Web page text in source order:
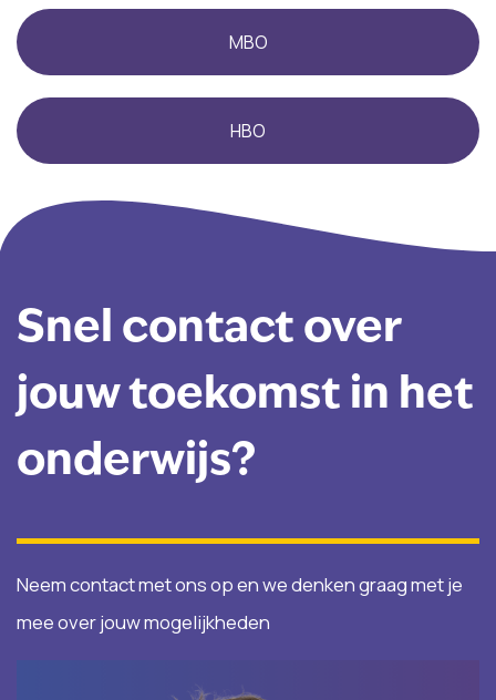
MBO
HBO
Snel contact over
jouw toekomst in het
onderwijs?
Neem contact met ons op en we denken graag met je
mee over jouw mogelijkheden